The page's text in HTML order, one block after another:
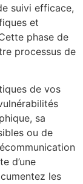
suivi efficace,
et
phase de
processus de
de vos
sa
ou de
d’une
les